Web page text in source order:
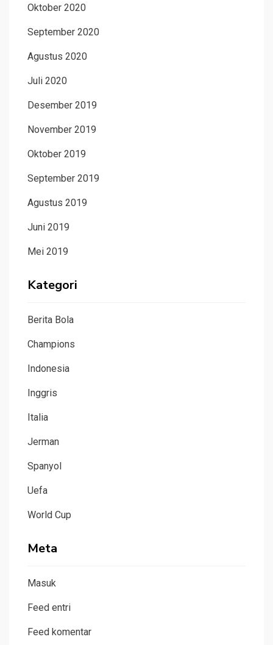
Oktober 2020
September 2020
Agustus 2020
Juli 2020
Desember 2019
November 2019
Oktober 2019
September 2019
Agustus 2019
Juni 2019
Mei 2019
Kategori
Berita Bola
Champions
Indonesia
Inggris
Italia
Jerman
Spanyol
Uefa
World Cup
Meta
Masuk
Feed entri
Feed komentar